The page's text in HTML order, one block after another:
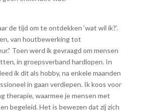
de tijd om te ontdekken ‘wat wil ik?’.
van houtbewerking tot
Toen werd ik gevraagd om mensen
in groepsverband hardlopen. In
ik dit als hobby, na enkele maanden
in gaan verdiepen. Ik koos voor
therapie, waarmee je mensen met
begeleid. Het is bewezen dat zij zich